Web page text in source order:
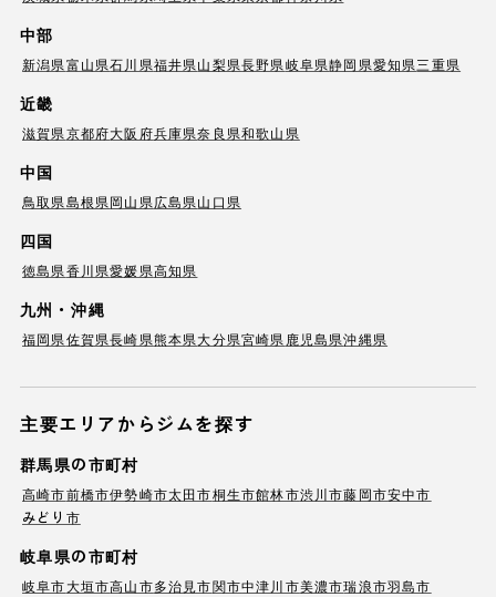
中部
新潟県富山県石川県福井県山梨県長野県岐阜県静岡県愛知県三重県
近畿
滋賀県京都府大阪府兵庫県奈良県和歌山県
中国
鳥取県島根県岡山県広島県山口県
四国
徳島県香川県愛媛県高知県
九州・沖縄
福岡県佐賀県長崎県熊本県大分県宮崎県 鹿児島県沖縄県
主要エリアからジムを探す
群馬県の市町村
高崎市前橋市伊勢崎市太田市桐生市館林市渋川市藤岡市安中市
みどり市
岐阜県の市町村
岐阜市大垣市高山市多治見市関市中津川市美濃市瑞浪市羽島市